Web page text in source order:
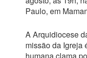
Paulo, em
A Arquidiocese
missão da Igreja